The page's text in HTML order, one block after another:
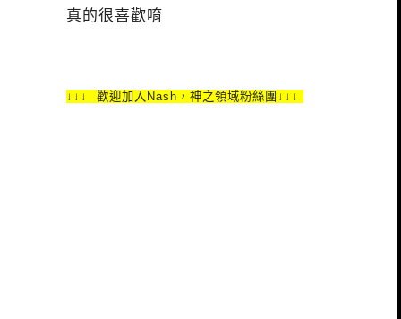
真的很喜歡唷
↓ ↓↓ 歡迎加入Nash，神之領域粉絲團↓↓↓